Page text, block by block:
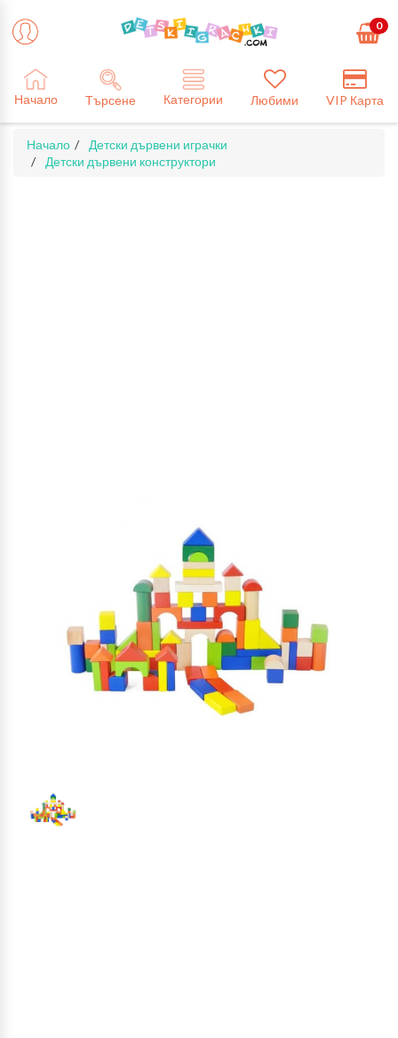
0
Начало Търсене Категории Любими VIP Карта
Начало
Детски дървени играчки
Детски дървени конструктори